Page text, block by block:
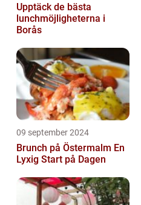
Upptäck de bästa
lunchmöjligheterna i
Borås
09 september 2024
Brunch på Östermalm En
Lyxig Start på Dagen